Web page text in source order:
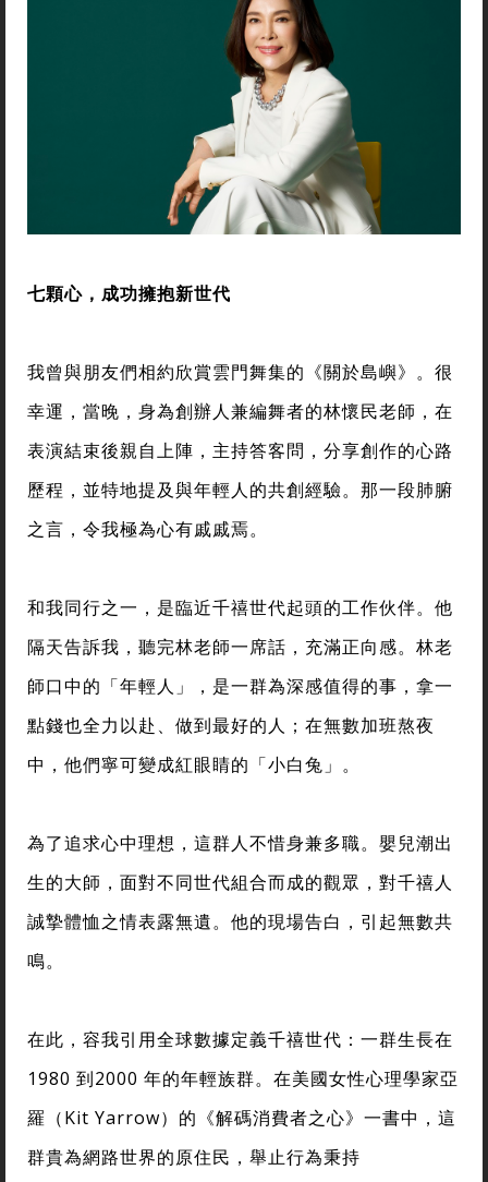
七顆心，成功擁抱新世代
我曾與朋友們相約欣賞雲門舞集的《關於島嶼》。很
幸運，當晚，身為創辦人兼編舞者的林懷民老師，在
表演結束後親自上陣，主持答客問，分享創作的心路
歷程，並特地提及與年輕人的共創經驗。那一段肺腑
之言，令我極為心有戚戚焉。
和我同行之一，是臨近千禧世代起頭的工作伙伴。他
隔天告訴我，聽完林老師一席話，充滿正向感。林老
師口中的「年輕人」，是一群為深感值得的事，拿一
點錢也全力以赴、做到最好的人；在無數加班熬夜
中，他們寧可變成紅眼睛的「小白兔」。
為了追求心中理想，這群人不惜身兼多職。嬰兒潮出
生的大師，面對不同世代組合而成的觀眾，對千禧人
誠摯體恤之情表露無遺。他的現場告白，引起無數共
鳴。
在此，容我引用全球數據定義千禧世代：一群生長在
1980 到2000 年的年輕族群。在美國女性心理學家亞
羅（Kit Yarrow）的《解碼消費者之心》一書中，這
群貴為網路世界的原住民，舉止行為秉持